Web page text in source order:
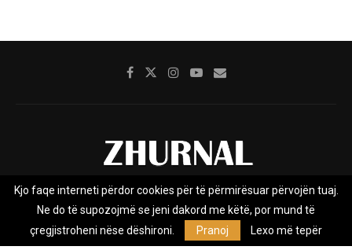
Rreth nesh Impresumi Marketing
Privacy Policy
Zhurnal.mk është Agjenci e Lajmeve e pavarur, e themeluar në vitin
Kjo faqe interneti përdor cookies për të përmirësuar përvojën tuaj.
Ne do të supozojmë se jeni dakord me këtë, por mund të
çregjistroheni nëse dëshironi.
Pranoj Lexo më tepër